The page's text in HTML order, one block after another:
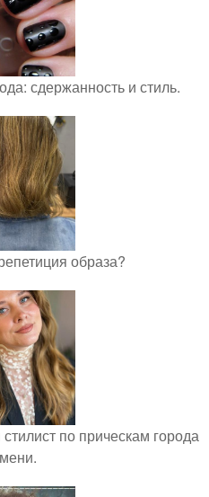
сдержанность и стиль.
образа?
по прическам города